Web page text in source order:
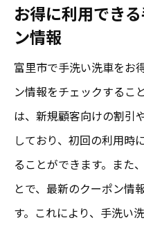
お得に利用でき
ン情報
富里市で手洗い洗車をお
ン情報をチェックするこ
は、新規顧客向けの割引
しており、初回の利用時
ることができます。また
とで、最新のクーポン情
す。これにより、手洗い